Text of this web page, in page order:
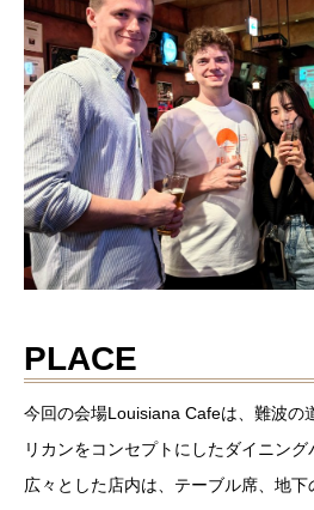
PLACE
今回の会場Louisiana Cafeは、難波の
リカンをコンセプトにしたダイニング
広々とした店内は、テーブル席、地